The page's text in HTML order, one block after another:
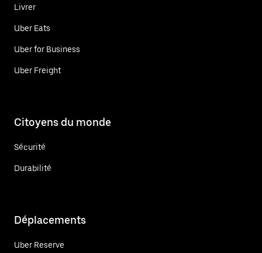
Livrer
Uber Eats
Uber for Business
Uber Freight
Citoyens du monde
Sécurité
Durabilité
Déplacements
Uber Reserve